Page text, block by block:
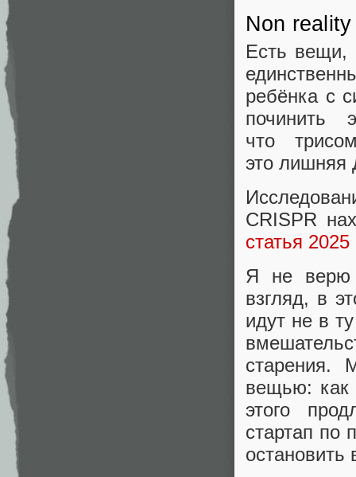
Non reality
Есть вещи,
ребёнка с
починить
что
это
CRISPR
статья 2025
Я не верю
взгляд, в
идут не в
старения.
вещью: как
этого
стартап по
остановить